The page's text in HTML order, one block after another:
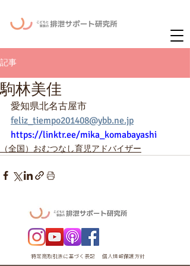
記事
駒林美佳
愛知県北名古屋市
feliz_tiempo201408@ybb.ne.jp
https://linktr.ee/mika_komabayashi
（全国）おむつなし育児アドバイザー
特定商取引法に基づく表記 個人情報保護方針